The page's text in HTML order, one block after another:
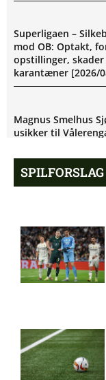
Superligaen –
mod OB: Optakt,
opstillinger, skader
karantæner [2026/
Magnus Smelhus
usikker til
2. Division –
Håkon Evjen på
hos Bodø/Glimt
1. Division – FC
mod Vendsyssel